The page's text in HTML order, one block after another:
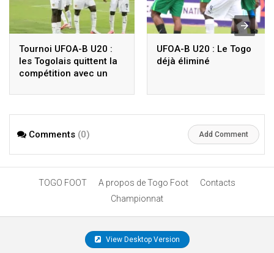
Tournoi UFOA-B U20 :
les Togolais quittent la
compétition avec un
résultats du Togo
UFOA-B U20 : Le Togo
déjà éliminé
Comments (0) Add Comment
TOGO FOOT A propos de Togo Foot
Contacts
Championnat
View Desktop Version